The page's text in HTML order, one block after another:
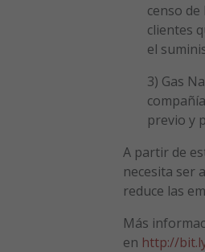
censo
clientes
el
3) Gas
previo y
A partir de
necesita ser
reduce las
Más
en http://